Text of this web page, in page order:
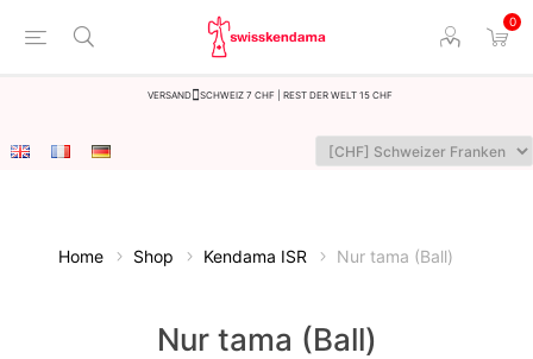
0
Versand Schweiz 7 CHF | Rest der Welt 15 CHF
Home Shop Kendama ISR Nur tama (Ball)
Nur tama (Ball)